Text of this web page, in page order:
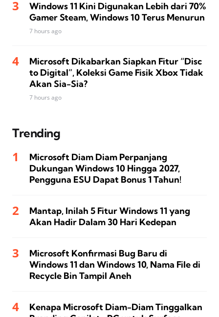
Windows 11 Kini Digunakan Lebih dari 70%
Gamer Steam, Windows 10 Terus Menurun
7 hours ago
Microsoft Dikabarkan Siapkan Fitur “Disc
to Digital”, Koleksi Game Fisik Xbox Tidak
Akan Sia-Sia?
7 hours ago
Trending
Microsoft Diam Diam Perpanjang
Dukungan Windows 10 Hingga 2027,
Pengguna ESU Dapat Bonus 1 Tahun!
Mantap, Inilah 5 Fitur Windows 11 yang
Akan Hadir Dalam 30 Hari Kedepan
Microsoft Konfirmasi Bug Baru di
Windows 11 dan Windows 10, Nama File di
Recycle Bin Tampil Aneh
Kenapa Microsoft Diam-Diam Tinggalkan